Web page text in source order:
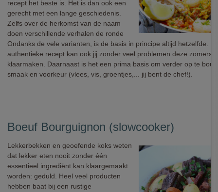
recept het beste is. Het is dan ook een
gerecht met een lange geschiedenis.
Zelfs over de herkomst van de naam
doen verschillende verhalen de ronde
Ondanks de vele varianten, is de basis in principe altijd hetzelfde.
authentieke recept kan ook jij zonder veel problemen deze zomerse
klaarmaken. Daarnaast is het een prima basis om verder op te
smaak en voorkeur (vlees, vis, groentjes,... jij bent de chef!).
Boeuf Bourguignon (slowcooker)
Lekkerbekken en geoefende koks weten
dat lekker eten nooit zonder één
essentieel ingrediënt kan klaargemaakt
worden: geduld. Heel veel producten
hebben baat bij een rustige